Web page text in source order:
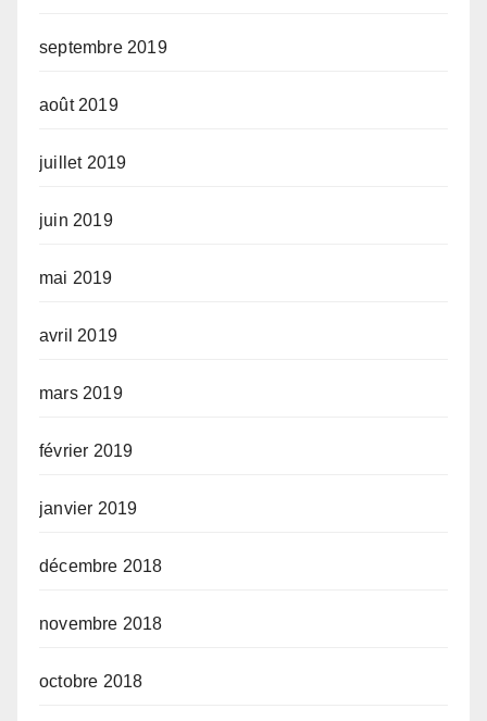
septembre 2019
août 2019
juillet 2019
juin 2019
mai 2019
avril 2019
mars 2019
février 2019
janvier 2019
décembre 2018
novembre 2018
octobre 2018